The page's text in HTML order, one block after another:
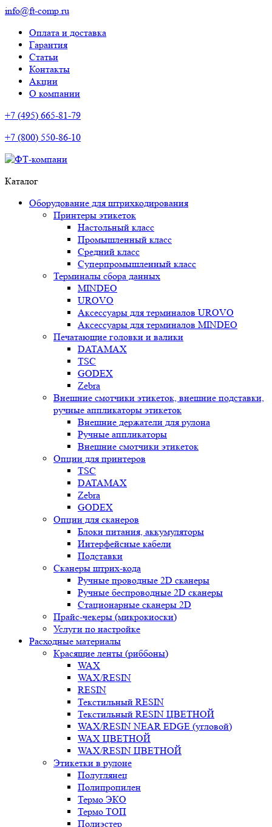
info@ft-comp.ru
Оплата и доставка
Гарантия
Статьи
Контакты
Акции
О компании
+7 (495) 665-81-79
+7 (800) 550-86-10
Каталог
Оборудование для штрихкодирования
Принтеры этикеток
Настольный класс
Промышленный класс
Средний класс
Суперпромышленный класс
Терминалы сбора данных
MINDEO
UROVO
Аксессуары для терминалов UROVO
Аксессуары для терминалов MINDEO
Печатающие головки и валики
DATAMAX
TSC
GODEX
Zebra
Внешние смотчики этикеток, внешние подставки,
ручные аппликаторы этикеток
Внешние держатели для рулона
Ручные аппликаторы
Внешние смотчики этикеток
Опции для принтеров
TSC
DATAMAX
Zebra
GODEX
Опции для сканеров
Блоки питания, аккумуляторы
Интерфейсные кабели
Подставки
Сканеры штрих-кода
Ручные проводные 2D сканеры
Ручные беспроводные 2D сканеры
Стационарные сканеры 2D
Прайс-чекеры (микрокиоски)
Услуги по настройке
Расходные материалы
Красящие ленты (риббоны)
WAX
WAX/RESIN
RESIN
Текстильный RESIN
Текстильный RESIN ЦВЕТНОЙ
WAX/RESIN NEAR EDGE (угловой)
WAX ЦВЕТНОЙ
WAX/RESIN ЦВЕТНОЙ
Этикетки в рулоне
Полуглянец
Полипропилен
Термо ЭКО
Термо ТОП
Полиэстер